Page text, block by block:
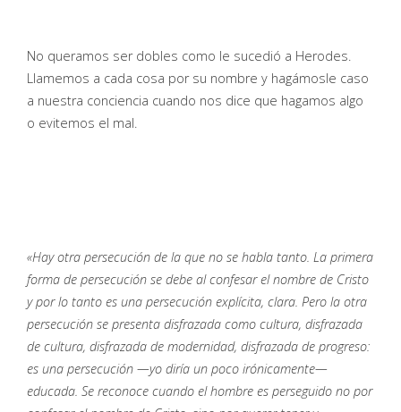
No queramos ser dobles como le sucedió a Herodes.
Llamemos a cada cosa por su nombre y hagámosle caso
a nuestra conciencia cuando nos dice que hagamos algo
o evitemos el mal.
«Hay otra persecución de la que no se habla tanto. La primera
forma de persecución se debe al confesar el nombre de Cristo
y por lo tanto es una persecución explícita, clara. Pero la otra
persecución se presenta disfrazada como cultura, disfrazada
de cultura, disfrazada de modernidad, disfrazada de progreso:
es una persecución —yo diría un poco irónicamente—
educada. Se reconoce cuando el hombre es perseguido no por